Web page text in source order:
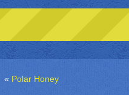
« Polar Honey